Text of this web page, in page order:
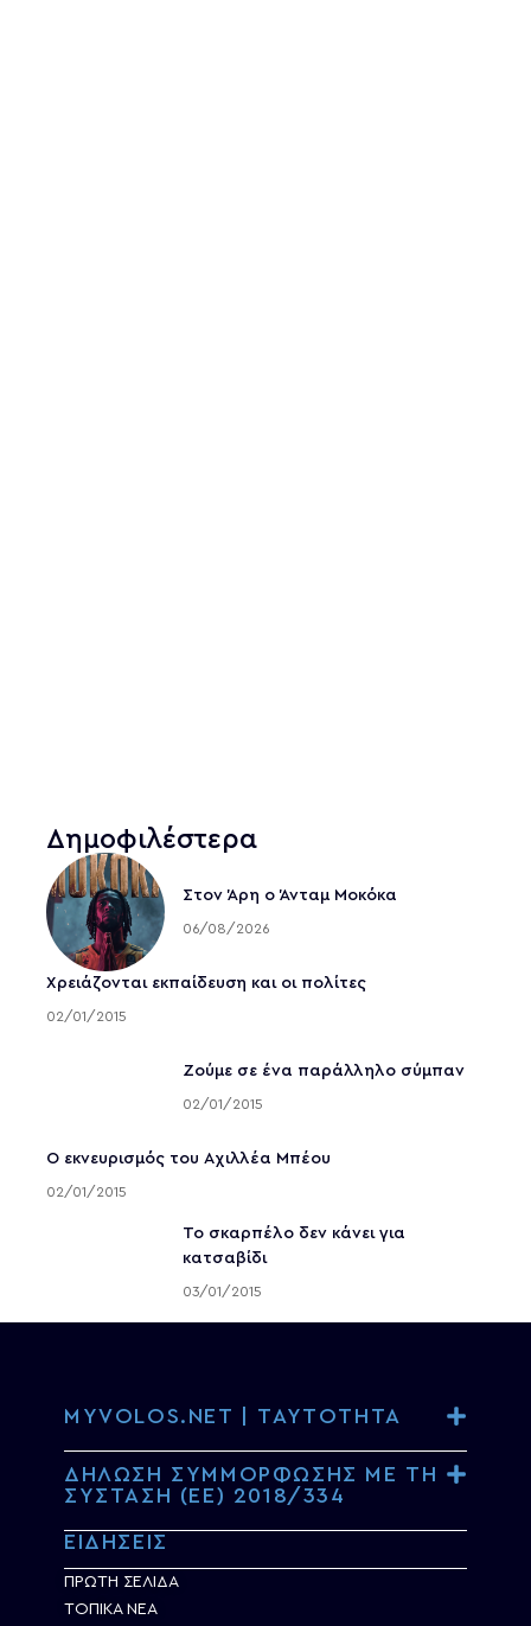
Δημοφιλέστερα
Στον Άρη ο Άνταμ Μοκόκα
06/08/2026
Χρειάζονται εκπαίδευση και οι πολίτες
02/01/2015
Ζούμε σε ένα παράλληλο σύμπαν
02/01/2015
Ο εκνευρισμός του Αχιλλέα Μπέου
02/01/2015
To σκαρπέλο δεν κάνει για
κατσαβίδι
03/01/2015
MYVOLOS.NET | ΤΑΥΤΟΤΗΤΑ
ΔΗΛΩΣΗ ΣΥΜΜΟΡΦΩΣΗΣ ΜΕ ΤΗ
ΣΥΣΤΑΣΗ (ΕΕ) 2018/334
ΕΙΔΗΣΕΙΣ
ΠΡΩΤΗ ΣΕΛΙΔΑ
ΤΟΠΙΚΑ ΝΕΑ